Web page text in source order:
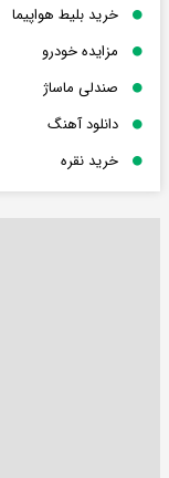
خرید بلیط هواپیما
مزایده خودرو
صندلی ماساژ
دانلود آهنگ
خرید نقره